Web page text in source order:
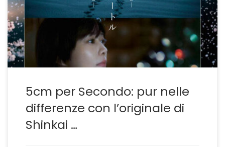
primo momento. Nel caso specifico si parla del
capolavoro di Makoto Shinkai 5 Centimetri al Secondo
che il fotografo giapponese Yoshiyuki Okuyama ha
voluto riproporre […]
5cm per Secondo: pur nelle
differenze con l’originale di
Shinkai …